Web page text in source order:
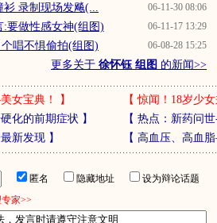
06-11-30 08:06
录制现场发飚(...
06-11-17 13:29
要做性感女神(组图)
06-08-28 15:25
唱不惧偷拍(组图)
更多关于 徐怀钰 组图 的新闻>>
女宝典！ 】 【惊闻！18岁少
化的前期症状 】 【 热点：新药问
新发现】 【 高血压、高血
匿名 隐藏地址
设为辩论话题
家>>